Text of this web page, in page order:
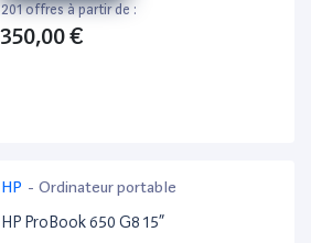
201 offres à partir de :
350,00 €
HP - Ordinateur portable
HP ProBook 650 G8 15”